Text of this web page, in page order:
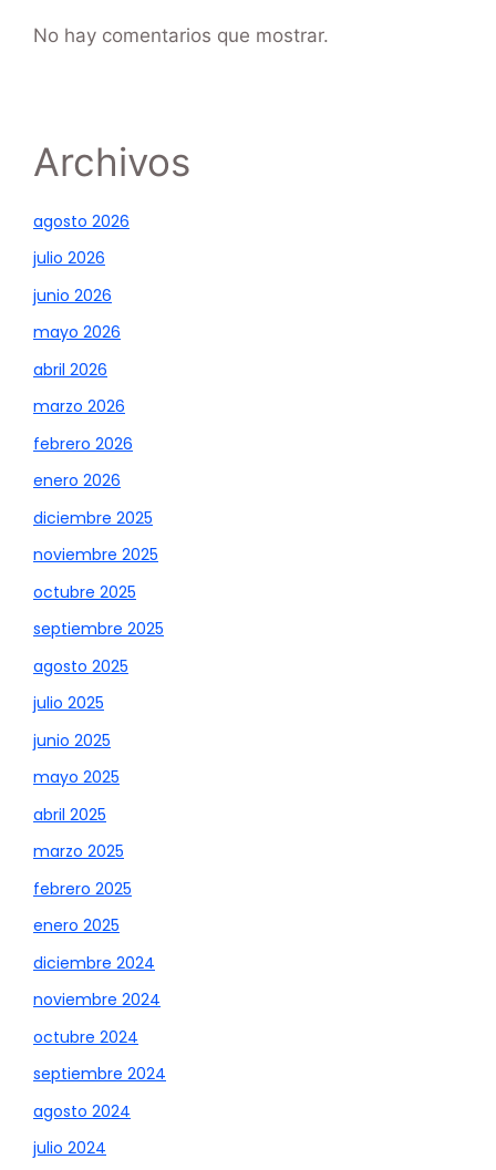
No hay comentarios que mostrar.
Archivos
agosto 2026
julio 2026
junio 2026
mayo 2026
abril 2026
marzo 2026
febrero 2026
enero 2026
diciembre 2025
noviembre 2025
octubre 2025
septiembre 2025
agosto 2025
julio 2025
junio 2025
mayo 2025
abril 2025
marzo 2025
febrero 2025
enero 2025
diciembre 2024
noviembre 2024
octubre 2024
septiembre 2024
agosto 2024
julio 2024